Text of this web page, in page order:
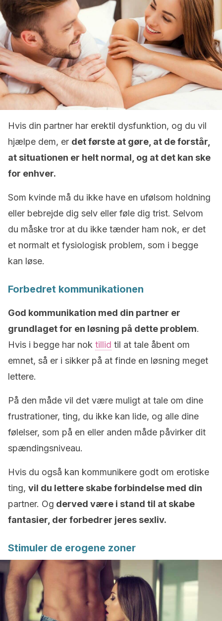
Hvis din partner har erektil dysfunktion, og du vil
hjælpe dem, er det første at gøre, at de forstår,
at situationen er helt normal, og at det kan ske
for enhver.
Som kvinde må du ikke have en ufølsom holdning
eller bebrejde dig selv eller føle dig trist. Selvom
du måske tror at du ikke tænder ham nok, er det
et normalt et fysiologisk problem, som i begge
kan løse.
Forbedret kommunikationen
God kommunikation med din partner er
grundlaget for en løsning på dette problem.
Hvis i begge har nok tillid til at tale åbent om
emnet, så er i sikker på at finde en løsning meget
lettere.
På den måde vil det være muligt at tale om dine
frustrationer, ting, du ikke kan lide, og alle dine
følelser, som på en eller anden måde påvirker dit
spændingsniveau.
Hvis du også kan kommunikere godt om erotiske
ting, vil du lettere skabe forbindelse med din
partner. Og derved være i stand til at skabe
fantasier, der forbedrer jeres sexliv.
Stimuler de erogene zoner